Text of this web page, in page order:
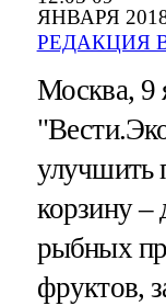
ЯНВАРЯ
РЕДАКЦИЯ
Москва, 9
улучшить
корзину –
рыбных
фруктов,